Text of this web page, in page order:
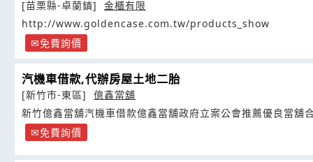
[苗栗縣-卓蘭鎮]
金櫃有限
http://www.goldencase.com.tw/products_show
免費詢價
汽機車借款,代辦房屋土地二胎
[新竹市-東區]
億鑫當舖
新竹億鑫當舖汽機車借款億鑫當舖政府立案公會推薦優良當舖
免費詢價